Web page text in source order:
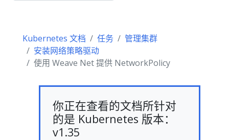
Kubernetes 文档 任务
管理集群
安装网络策略驱动
使用 Weave Net 提供 NetworkPolicy
你正在查看的文档所针对
的是 Kubernetes 版本：
v1.35